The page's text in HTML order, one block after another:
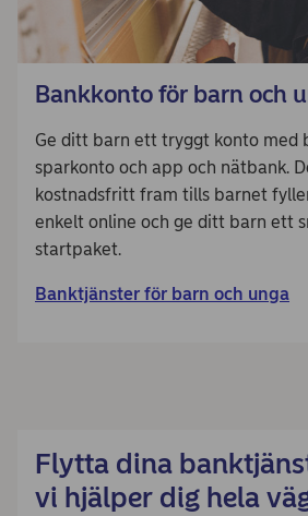
Bankkonto för barn och
Ge ditt barn ett tryggt konto med
sparkonto och app och nätbank.
kostnadsfritt fram tills barnet
enkelt online och ge ditt barn ett
startpaket.
Banktjänster för barn och unga
Flytta dina
vi hjälper dig hela